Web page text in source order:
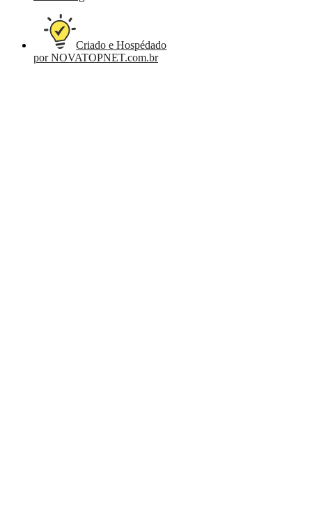
Criado e Hospédado
por NOVATOPNET.com.br